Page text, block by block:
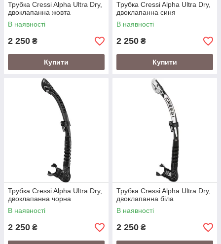
Трубка Cressi Alpha Ultra Dry,
двоклапанна жовта
В наявності
2 250 ₴
Купити
Трубка Cressi Alpha Ultra Dry,
двоклапанна синя
В наявності
2 250 ₴
Купити
Трубка Cressi Alpha Ultra Dry,
двоклапанна чорна
В наявності
2 250 ₴
Трубка Cressi Alpha Ultra Dry,
двоклапанна біла
В наявності
2 250 ₴